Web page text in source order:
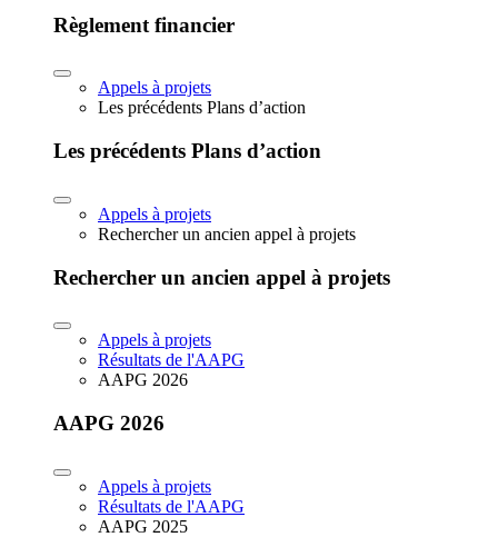
Règlement financier
Appels à projets
Les précédents Plans d’action
Les précédents Plans d’action
Appels à projets
Rechercher un ancien appel à projets
Rechercher un ancien appel à projets
Appels à projets
Résultats de l'AAPG
AAPG 2026
AAPG 2026
Appels à projets
Résultats de l'AAPG
AAPG 2025